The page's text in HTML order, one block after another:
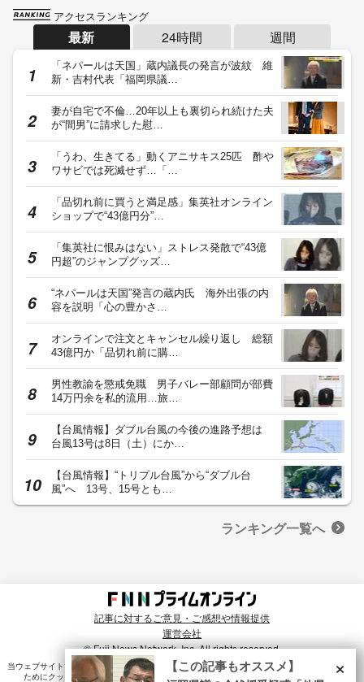
アクセスランキング
最新 24時間 週間
「ネパールは天国」蔵内議長の発言が波紋 維
新・吉村代表「福岡県議…
妻が自宅で不倫…20年以上も裏切られ続けた夫
が“間男”に請求した慰…
「うわ、生きてる」動くアニサキス25匹 酢や
ワサビでは死滅せず…「…
「品切れ前に買うと満足感」集英社オンライン
ショップで“43億円分”…
「集英社に恨みはない」ストレス発散で“43億
円超”のジャンプグッズ…
“ネパールは天国”発言の蔵内氏 海外出張の内
容を説明「心の豊かさ…
オンラインで注文とキャンセル繰り返し 総額
43億円か「品切れ前に購…
男性教諭を懲戒免職 男子バレー部顧問が部費
14万円余を私的流用…旅…
【台風情報】ダブル台風の今後の進路予想は
台風13号は8日（土）にか…
【台風情報】“トリプル台風”から“ダブル台
風”へ 13号、15号とも…
ランキング一覧へ
記事に対するご意見・ご感想や情報提供
運営会社
© Fuji News Network, Inc. All rights reserved.
当ウェブサイトでは、ユーザのニーズ・興味・関⼼に合致したコンテンツや広告配信を提供する
ためにクッキーを使⽤しています。詳細は、
プライバシーポリシー をご確認ください。×
【この記事もオススメ】